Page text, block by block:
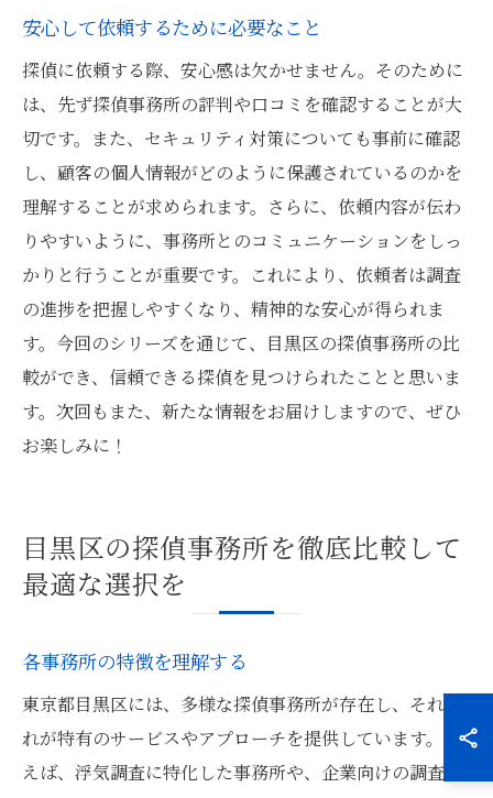
安心して依頼するために必要なこと
探偵に依頼する際、安心感は欠かせません。そのために
は、先ず探偵事務所の評判や口コミを確認することが大
切です。また、セキュリティ対策についても事前に確認
し、顧客の個人情報がどのように保護されているのかを
理解することが求められます。さらに、依頼内容が伝わ
りやすいように、事務所とのコミュニケーションをしっ
かりと行うことが重要です。これにより、依頼者は調査
の進捗を把握しやすくなり、精神的な安心が得られま
す。今回のシリーズを通じて、目黒区の探偵事務所の比
較ができ、信頼できる探偵を見つけられたことと思いま
す。次回もまた、新たな情報をお届けしますので、ぜひ
お楽しみに！
目黒区の探偵事務所を徹底比較して
最適な選択を
各事務所の特徴を理解する
東京都目黒区には、多様な探偵事務所が存在し、それぞ
れが特有のサービスやアプローチを提供しています。例
えば、浮気調査に特化した事務所や、企業向けの調査を